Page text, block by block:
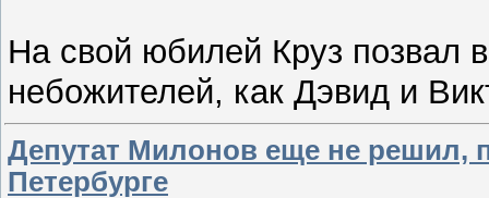
На свой юбилей Круз позвал
небожителей, как Дэвид и
Депутат Милонов еще не решил,
Петербурге